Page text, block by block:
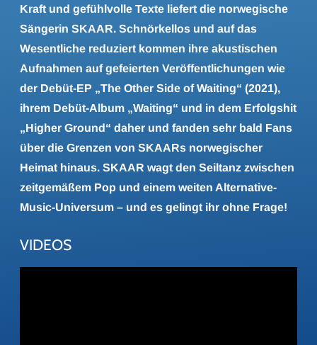
Kraft und gefühlvolle Texte liefert die norwegische
Sängerin SKAAR. Schnörkellos und auf das
Wesentliche reduziert kommen ihre akustischen
Aufnahmen auf gefeierten Veröffentlichungen wie
der Debüt-EP „The Other Side of Waiting“ (2021),
ihrem Debüt-Album „Waiting“ und in dem Erfolgshit
„Higher Ground“ daher und fanden sehr bald Fans
über die Grenzen von SKAARs norwegischer
Heimat hinaus. SKAAR wagt den Seiltanz zwischen
zeitgemäßem Pop und einem weiten Alternative-
Music-Universum – und es gelingt ihr ohne Frage!
VIDEOS